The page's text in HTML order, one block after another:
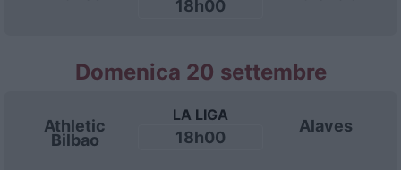
18h00
Domenica 20 settembre
Athletic
Bilbao
LA LIGA
18h00
Alaves